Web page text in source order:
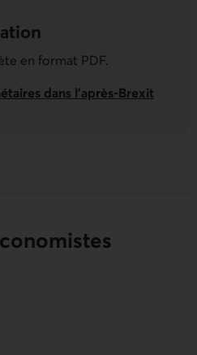
de la
en format PDF.
dans l’après-Brexit